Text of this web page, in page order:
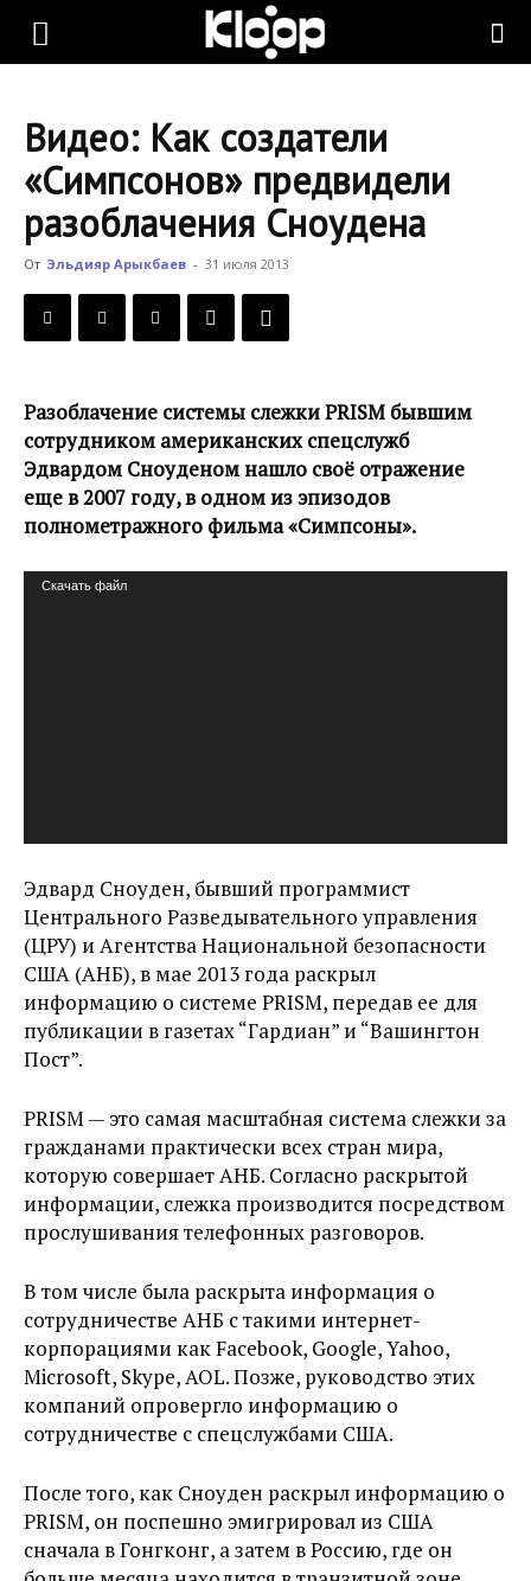
KLOOP.KG
Новости
Кыргызстана
Видео: Как создатели
«Симпсонов» предвидели
разоблачения Сноудена
От Эльдияр Арыкбаев - 31 июля 2013
Разоблачение системы слежки PRISM бывшим
сотрудником американских спецслужб
Эдвардом Сноуденом нашло своё отражение
еще в 2007 году, в одном из эпизодов
полнометражного фильма «Симпсоны».
Видеоплеер
Скачать файл
Эдвард Сноуден, бывший программист
Центрального Разведывательного управления
(ЦРУ) и Агентства Национальной безопасности
США (АНБ), в мае 2013 года раскрыл
информацию о системе PRISM, передав ее для
публикации в газетах “Гардиан” и “Вашингтон
Пост”.
PRISM — это самая масштабная система слежки за
гражданами практически всех стран мира,
которую совершает АНБ. Согласно раскрытой
информации, слежка производится посредством
прослушивания телефонных разговоров.
В том числе была раскрыта информация о
сотрудничестве АНБ с такими интернет-
корпорациями как Facebook, Google, Yahoo,
Microsoft, Skype, AOL. Позже, руководство этих
компаний опровергло информацию о
сотрудничестве с спецслужбами США.
После того, как Сноуден раскрыл информацию о
PRISM, он поспешно эмигрировал из США
сначала в Гонгконг, а затем в Россию, где он